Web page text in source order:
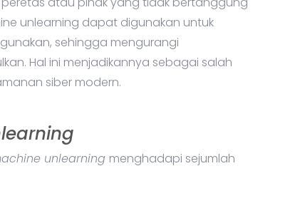
unlearning dapat digunakan untuk
sehingga mengurangi
Hal ini menjadikannya sebagai salah
siber modern.
unlearning menghadapi sejumlah